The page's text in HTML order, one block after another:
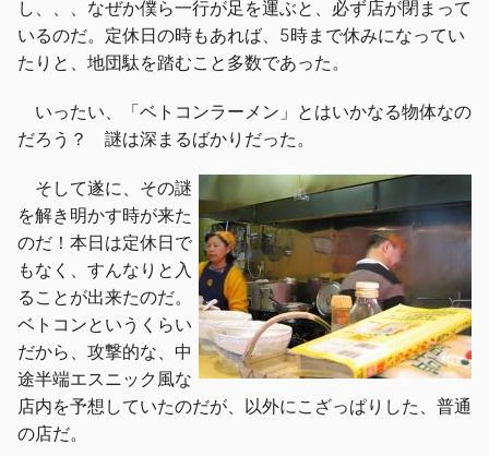
し、、、なぜか僕ら一行が足を運ぶと、必ず店が閉まって
いるのだ。定休日の時もあれば、5時まで休みになってい
たりと、地団駄を踏むこと多数であった。
いったい、「ベトコンラーメン」とはいかなる物体なの
だろう？ 謎は深まるばかりだった。
そして遂に、その謎
を解き明かす時が来た
のだ！本日は定休日で
もなく、すんなりと入
ることが出来たのだ。
ベトコンというくらい
だから、攻撃的な、中
途半端エスニック風な
店内を予想していたのだが、以外にこざっぱりした、普通
の店だ。